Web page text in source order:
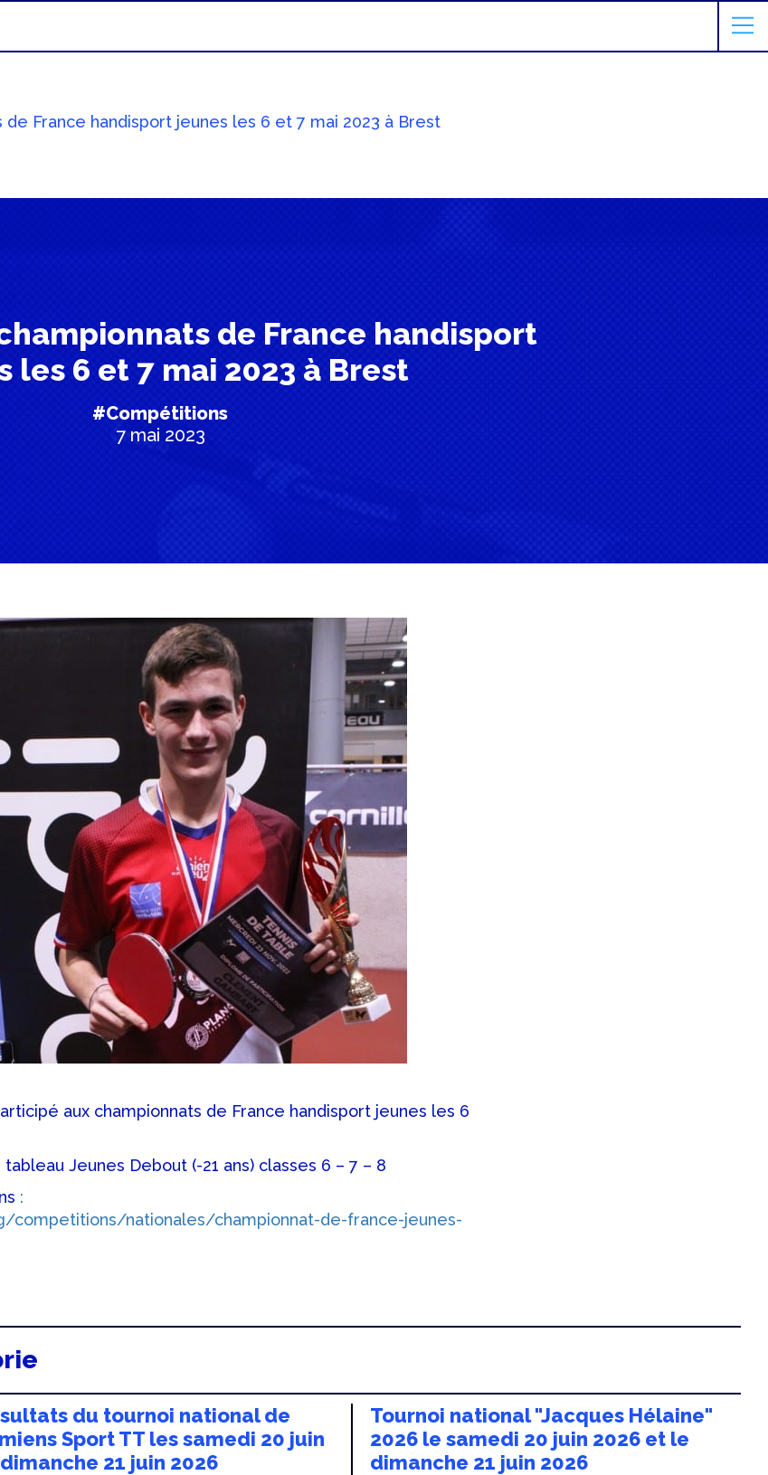
France handisport jeunes les 6 et 7 mai 2023 à Brest
de France handisport
les 6 et 7 mai 2023 à Brest
#Compétitions
7 mai 2023
aux championnats de France handisport jeunes les 6
Jeunes Debout (-21 ans) classes 6 – 7 – 8
:
competitions/nationales/championnat-de-france-jeunes-
du tournoi national de
Sport TT les samedi 20 juin
21 juin 2026
Tournoi national "Jacques Hélaine"
2026 le samedi 20 juin 2026 et le
dimanche 21 juin 2026